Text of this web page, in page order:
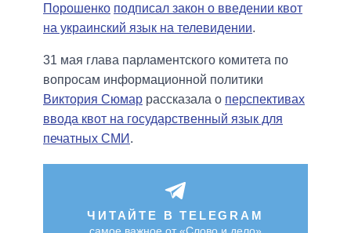
Порошенко подписал закон о введении квот
на украинский язык на телевидении.
31 мая глава парламентского комитета по
вопросам информационной политики
Виктория Сюмар рассказала о перспективах
ввода квот на государственный язык для
печатных СМИ .
ЧИТАЙТЕ В TELEGRAM
самое важное от «Слово и дело»